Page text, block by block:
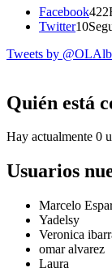
Facebook422
Twitter10
Tweets by
Quién está
Hay actualmente 0
Usuarios
Marcelo
Yadelsy
Veronica
omar alvarez
Laura